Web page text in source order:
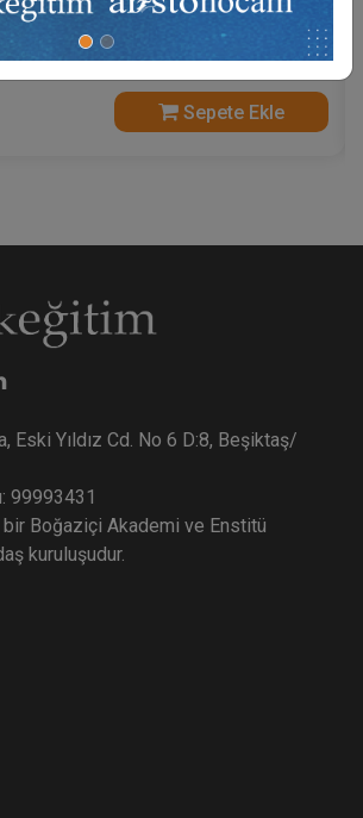
Hukuku - V. İş Hukuku Kongresi -
Kaydı
Sepete Ekle
Eski Yıldız Cd. No 6 D:8, Beşiktaş/
99993431
Boğaziçi Akademi ve Enstitü
kuruluşudur.